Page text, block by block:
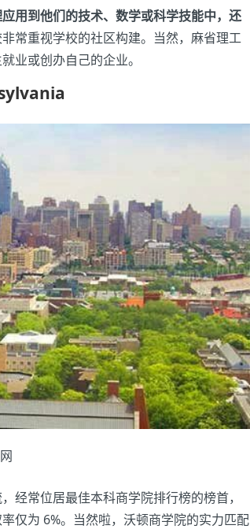
用到他们的技术、数学或科学技能中，还
常重视学校的社区构建。当然，麻省理工
业或创办自己的企业。
经常位居最佳本科商学院排行榜的榜首，
仅为 6%。当然啦，沃顿商学院的实力匹配